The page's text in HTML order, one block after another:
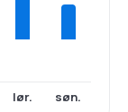
lør. søn.